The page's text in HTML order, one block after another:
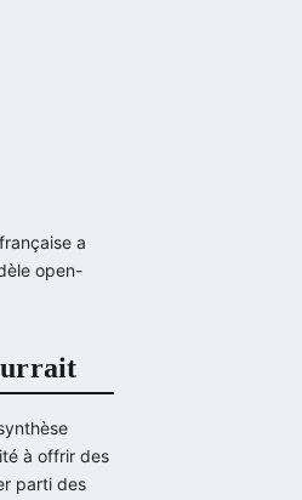
a
open-
à offrir des
parti des